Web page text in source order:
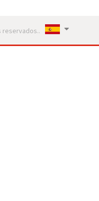
reservados..